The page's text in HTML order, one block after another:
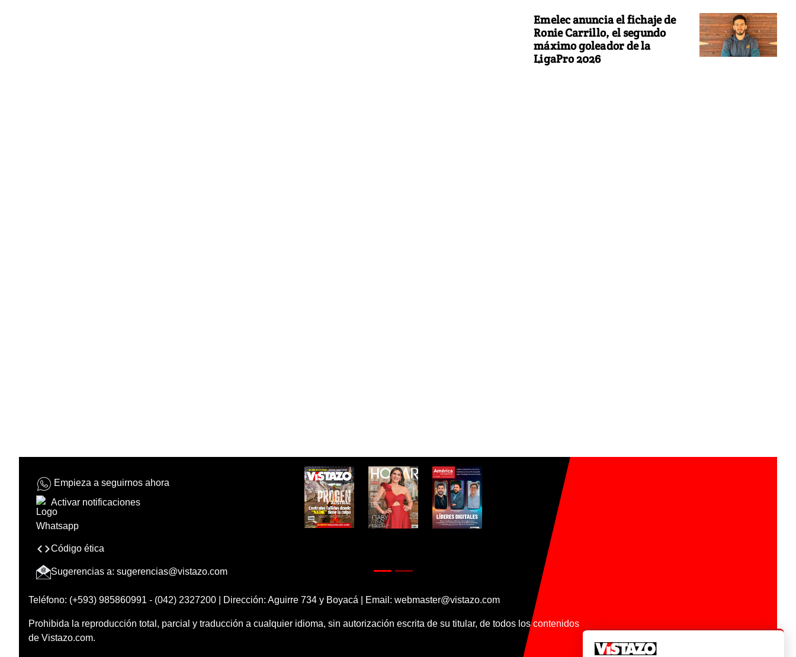
Emelec anuncia el fichaje de
Ronie Carrillo, el segundo
máximo goleador de la
LigaPro 2026
Empieza a seguirnos ahora
Activar notificaciones
Código ética
Sugerencias a: sugerencias@vistazo.com
Teléfono: (+593) 985860991 - (042) 2327200 | Dirección: Aguirre 734 y Boyacá | Email: webmaster@vistazo.com
Prohibida la reproducción total, parcial y traducción a cualquier idioma, sin autorización escrita de su titular, de todos los contenidos
de Vistazo.com.